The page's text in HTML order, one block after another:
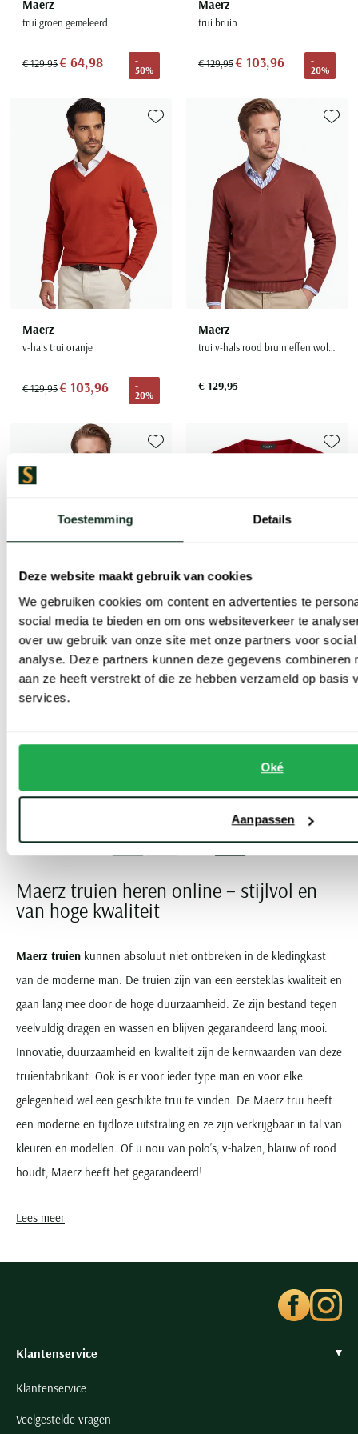
Toestemming Details
Deze website maakt gebruik van cookies
We gebruiken cookies om content en advertenties te
social media te bieden en om ons websiteverkeer te
over uw gebruik van onze site met onze partners voor
analyse. Deze partners kunnen deze gegevens combineren
aan ze heeft verstrekt of die ze hebben verzameld op basis
services.
Oké
Aanpassen
Maerz
trui groen gemeleerd
€ 129,95€ 64,98
-
50%
Maerz
trui bruin
€ 129,95€ 103,96
-
20%
Maerz
v-hals trui oranje
€ 129,95€ 103,96
-
20%
Toevoegen aan favorieten
Maerz
trui v-hals rood bruin effen wol wijde fit
€ 129,95
Maerz
Trui blauw gemeleerd wol ronde hals gemêleerd
Maerz
€ 139,95
Vorige
1 2 Volgende
Maerz truien heren online – stijlvol en
van hoge kwaliteit
Maerz truien kunnen absoluut niet ontbreken in de kledingkast
van de moderne man. De truien zijn van een eersteklas kwaliteit en
gaan lang mee door de hoge duurzaamheid. Ze zijn bestand tegen
veelvuldig dragen en wassen en blijven gegarandeerd lang mooi.
Innovatie, duurzaamheid en kwaliteit zijn de kernwaarden van deze
truienfabrikant. Ook is er voor ieder type man en voor elke
gelegenheid wel een geschikte trui te vinden. De Maerz trui heeft
een moderne en tijdloze uitstraling en ze zijn verkrijgbaar in tal van
kleuren en modellen. Of u nou van polo’s, v-halzen, blauw of rood
houdt, Maerz heeft het gegarandeerd!
Stijl, kenmerken en materiaal
De Maerz herentrui kan bij elke gelegenheid gedragen worden.
een stijlvolle trui in het grijs, zwart of blauw. Voor een meer
beschikbaar zoals geel, rood en groen. Allen komen voor in een
effen dessin. Naast het ruime aanbod in kleuren is ook de keuze
de modellen, ronde hals, V-hals, turtle neck en polokraag.
Lees meer
Klantenservice
Klantenservice
Veelgestelde vragen